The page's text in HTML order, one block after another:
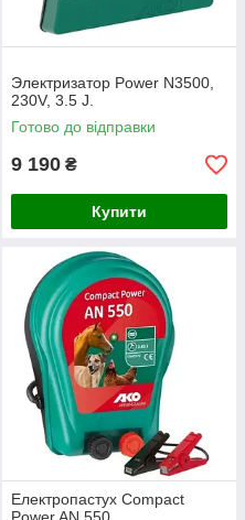
Электризатор Power N3500,
230V, 3.5 J.
Готово до відправки
9 190 ₴
Купити
Електропастух Compact